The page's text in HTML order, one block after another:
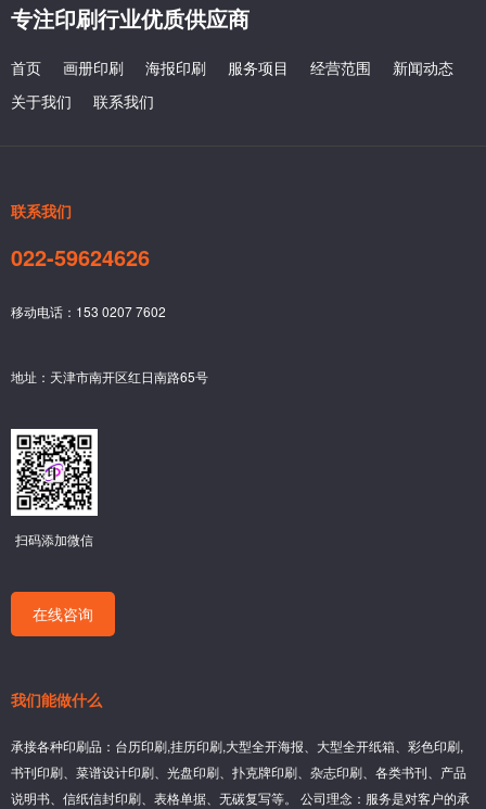
专注印刷行业优质供应商
首页 画册印刷 海报印刷 服务项目 经营范围
新闻动态
关于我们
联系我们
联系我们
022-59624626
移动电话：153 0207 7602
地址：天津市南开区红日南路65号
扫码添加微信
在线咨询
我们能做什么
承接各种印刷品：台历印刷,挂历印刷,大型全开海报、大型全开纸箱、彩色印刷,
书刊印刷、菜谱设计印刷、光盘印刷、扑克牌印刷、杂志印刷、各类书刊、产品
说明书、信纸信封印刷、表格单据、无碳复写等。 公司理念：服务是对客户的承